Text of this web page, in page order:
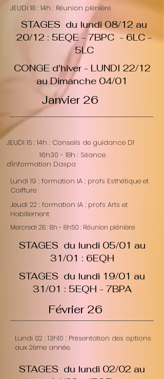
JEUDI 18 : 14h : Réunion plénière
STAGES du lundi 08/12 au
20/12 : 5EQE - 7BPC - 6LC -
5LC
CONGE d'hiver - LUNDI 22/12
au Dimanche 04/01
Janvier 26
JEUDI 15 : 14h : Conseils de guidance D1
16h30 - 18h : Séance
d'information Daspa
Lundi 19 : formation IA : profs Esthétique et
Coiffure
Jeudi 22 : formation IA : profs Arts et
Habillement
Mercredi 28 : 8h - 8h50 : Réunion plénière
STAGES du lundi 05/01 au
31/01 : 6EQH
STAGES du lundi 19/01 au
31/01 : 5EQH - 7BPA
Février 26
Lundi 02 : 13h10 : Présentation des options
aux 2ème année.
STAGES du lundi 02/02 au